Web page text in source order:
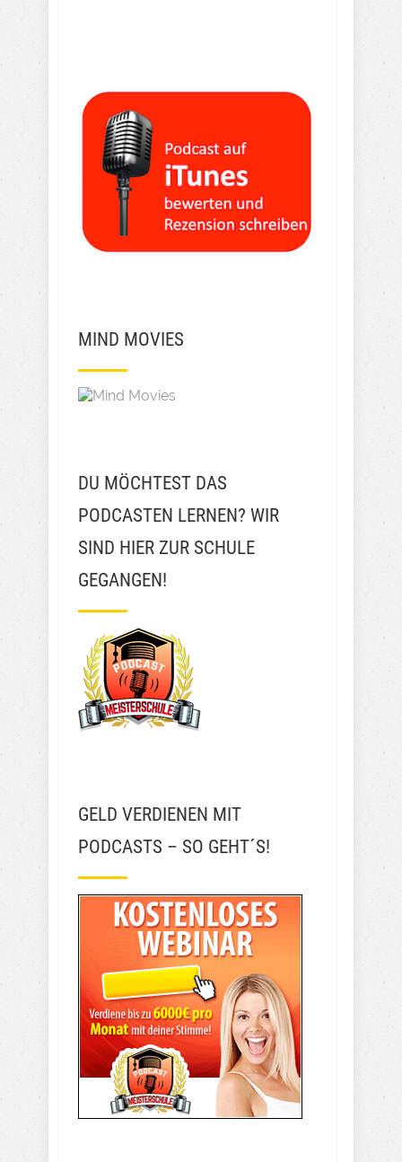
MIND MOVIES
DU MÖCHTEST DAS
PODCASTEN LERNEN? WIR
SIND HIER ZUR SCHULE
GEGANGEN!
GELD VERDIENEN MIT
PODCASTS – SO GEHT´S!